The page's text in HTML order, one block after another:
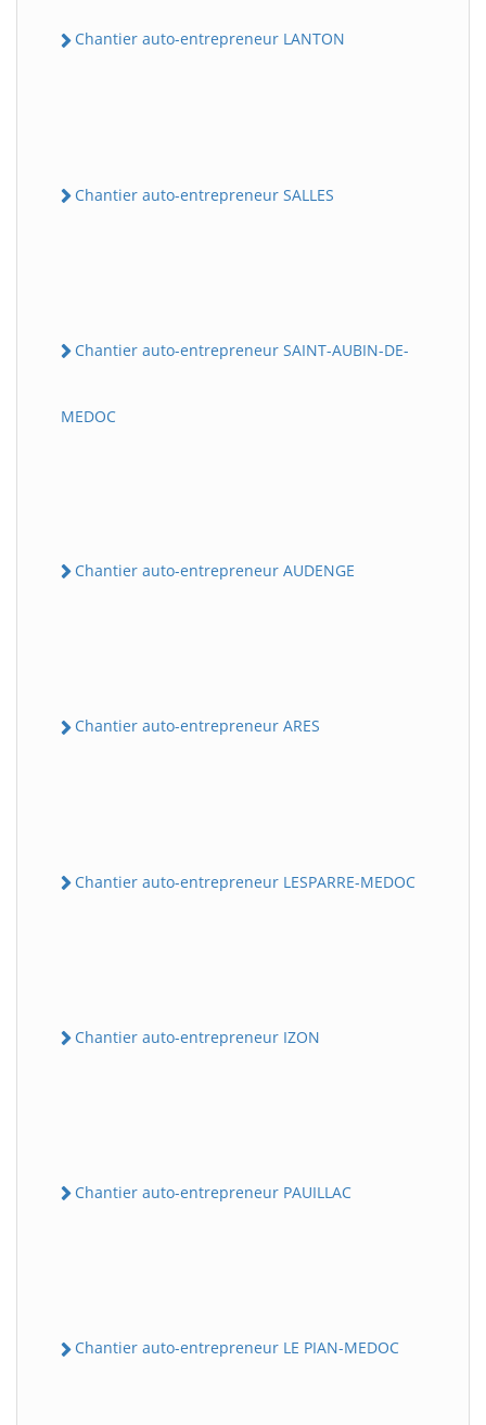
Chantier auto-entrepreneur LANTON
Chantier auto-entrepreneur SALLES
Chantier auto-entrepreneur SAINT-AUBIN-DE-
MEDOC
Chantier auto-entrepreneur AUDENGE
Chantier auto-entrepreneur ARES
Chantier auto-entrepreneur LESPARRE-MEDOC
Chantier auto-entrepreneur IZON
Chantier auto-entrepreneur PAUILLAC
Chantier auto-entrepreneur LE PIAN-MEDOC